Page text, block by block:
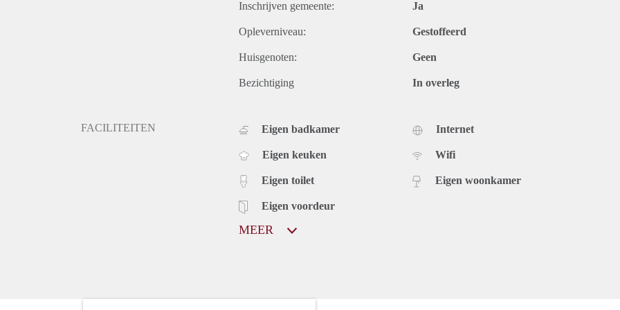
Inschrijven gemeente: Ja
Opleverniveau: Gestoffeerd
Huisgenoten: Geen
Bezichtiging In overleg
FACILITEITEN Eigen badkamer
Eigen keuken
Eigen toilet
Eigen voordeur
Internet
Wifi
Eigen woonkamer
MEER